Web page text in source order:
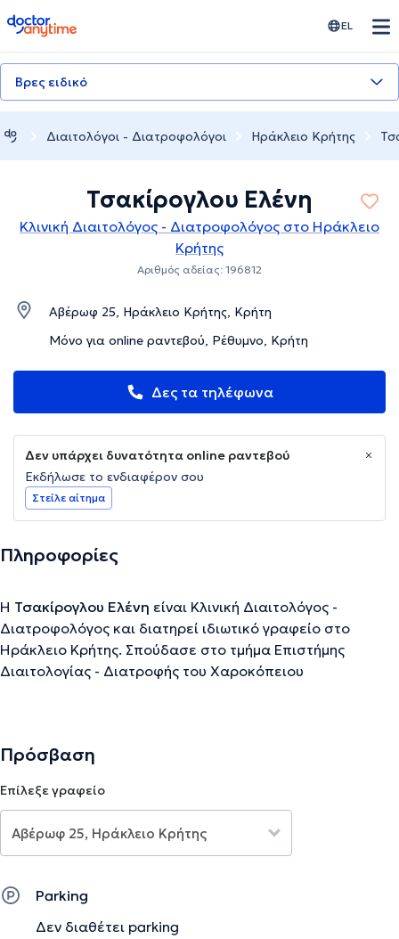
doctoranytime EL
Βρες ειδικό
Διαιτολόγοι - Διατροφολόγοι Ηράκλειο Κρήτης
Τσακίρογλου Ελένη
Κλινική Διαιτολόγος - Διατροφολόγος στο Ηράκλειο
Κρήτης
Αριθμός αδείας: 196812
Αβέρωφ 25, Ηράκλειο Κρήτης, Κρήτη
Μόνο για online ραντεβού, Ρέθυμνο, Κρήτη
Δες τα τηλέφωνα
Δεν υπάρχει δυνατότητα online ραντεβού
Εκδήλωσε το ενδιαφέρον σου
Στείλε αίτημα
Πληροφορίες
Η Τσακίρογλου Ελένη είναι Κλινική Διαιτολόγος -
Διατροφολόγος και διατηρεί ιδιωτικό γραφείο στο
Ηράκλειο Κρήτης. Σπούδασε στο τμήμα Επιστήμης
Διαιτολογίας - Διατροφής του Χαροκόπειου
την αντλία ινσουλίνης, τη βαριατρική χειρουργική και
διεξάγει ενημερωτικές ομιλίες σε νηπιαγωγεία, δημοτικά,
προγράμματος Ε.Υ.ΖΗ.Ν. όσο και εθελοντικά, με θέμα την
Ακόμη, έχει συμμετάσχει σε πληθώρα πανελλήνιων
συνεδρίων διατροφής - διαιτολογίας καθώς και
αθηροσκλήρωσης. Τέλος, εξειδικεύεται στη διατροφή
Πρόσβαση
Επίλεξε γραφείο
Parking
Δεν διαθέτει parking